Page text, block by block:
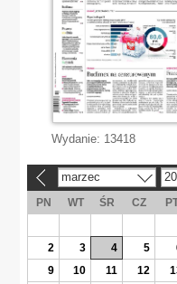
Wydanie: 13418
marzec
PN WT ŚR CZ
2
3 4 5
9
10 11 12